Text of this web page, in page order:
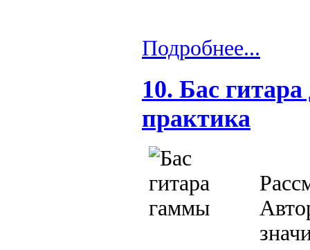
Подробнее...
10. Бас
практика